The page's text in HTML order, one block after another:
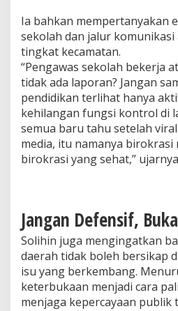
Ia bahkan mempertanyakan
sekolah dan jalur
tingkat kecamatan.
“Pengawas sekolah bekerja
tidak ada laporan? Jangan
pendidikan terlihat hanya
kehilangan fungsi kontrol di
semua baru tahu setelah
media, itu namanya
birokrasi yang sehat,”
Jangan Defensif,
Solihin juga mengingatkan
daerah tidak boleh bersikap
isu yang berkembang.
keterbukaan menjadi cara
menjaga kepercayaan publik